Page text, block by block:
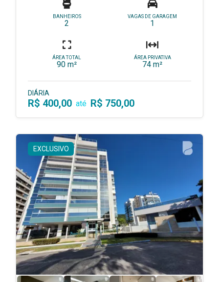
BANHEIROS
2
VAGAS DE GARAGEM
1
ÁREA TOTAL
90 m²
ÁREA PRIVATIVA
74 m²
DIÁRIA
R$ 400,00 até R$ 750,00
EXCLUSIVO